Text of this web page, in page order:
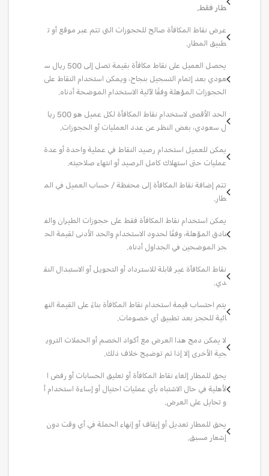
طار فقط.
عرض نقاط المكافأة صالح للحجوزات التي تتم عبر موقع أو ت
طبيق المطار.
يحصل العميل على نقاط مكافأة بقيمة تصل إلى 500 ريال س
عودي بعد إتمام التسجيل بنجاح، ويمكن استخدام النقاط على
الحجوزات المؤهلة وفقًا لآلية الاستخدام الموضحة أدناه.
الحد الأقصى لاستخدام نقاط المكافأة لكل عميل هو 500 ريا
ل سعودي، بغض النظر عن عدد العمليات أو الحجوزات.
يمكن للعميل استخدام رصيد النقاط في عملية واحدة أو عدة
عمليات حتى استهلاك كامل الرصيد أو انتهاء صلاحيته.
تتم إضافة نقاط المكافأة إلى محفظة / حساب العميل في الم
طار.
يمكن استخدام نقاط المكافأة فقط على حجوزات الطيران والف
نادق المؤهلة، وفقًا لحدود الاستخدام والحد الأدنى لقيمة الح
جز الموضحين في الجداول أدناه.
نقاط المكافأة غير قابلة للاسترداد أو التحويل أو الاستبدال النق
دي.
يتم احتساب قيمة استخدام نقاط المكافأة بناءً على القيمة النه
ائية للحجز بعد تطبيق أي خصومات.
لا يمكن دمج هذا العرض مع أكواد الخصم أو الحملات التروي
جية الأخرى إلا إذا تم توضيح خلاف ذلك.
يحق للمطار إلغاء نقاط المكافأة أو تعليق الحسابات أو رفض ا
لأهلية في حال الاشتباه بأي عمليات احتيال أو إساءة استخدام أ
و تحايل على العرض.
يحق للمطار تعديل أو إيقاف أو إنهاء الحملة في أي وقت دون
إشعار مسبق.